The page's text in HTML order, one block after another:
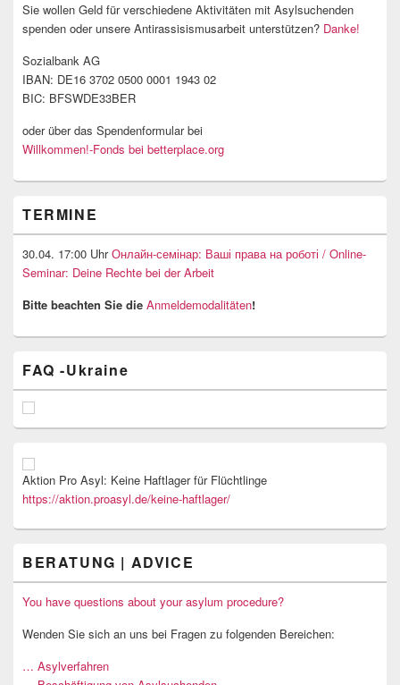
Sie wollen Geld für verschiedene Aktivitäten mit Asylsuchenden
spenden oder unsere Antirassisismusarbeit unterstützen? Danke!
Sozialbank AG
IBAN: DE16 3702 0500 0001 1943 02
BIC: BFSWDE33BER
oder über das Spendenformular bei
Willkommen!-Fonds bei betterplace.org
TERMINE
30.04. 17:00 UhrОнлайн-семінар: Ваші права на роботі / Online-
Seminar: Deine Rechte bei der Arbeit
Bitte beachten Sie die Anmeldemodalitäten!
FAQ -Ukraine
Aktion Pro Asyl: Keine Haftlager für Flüchtlinge
https://aktion.proasyl.de/keine-haftlager/
BERATUNG | ADVICE
You have questions about your asylum procedure?
Wenden Sie sich an uns bei Fragen zu folgenden Bereichen:
… Asylverfahren